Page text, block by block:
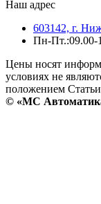
Наш адрес
603142, г.
Пн-Пт.:09.00-
Цены носят
условиях не
положением
© «МС